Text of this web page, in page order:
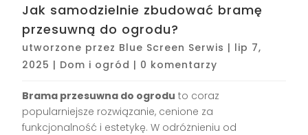
Jak samodzielnie zbudować bramę
przesuwną do ogrodu?
utworzone przez Blue Screen Serwis | lip 7,
2025 | Dom i ogród | 0 komentarzy
Brama przesuwna do ogrodu to coraz
popularniejsze rozwiązanie, cenione za
funkcjonalność i estetykę. W odróżnieniu od